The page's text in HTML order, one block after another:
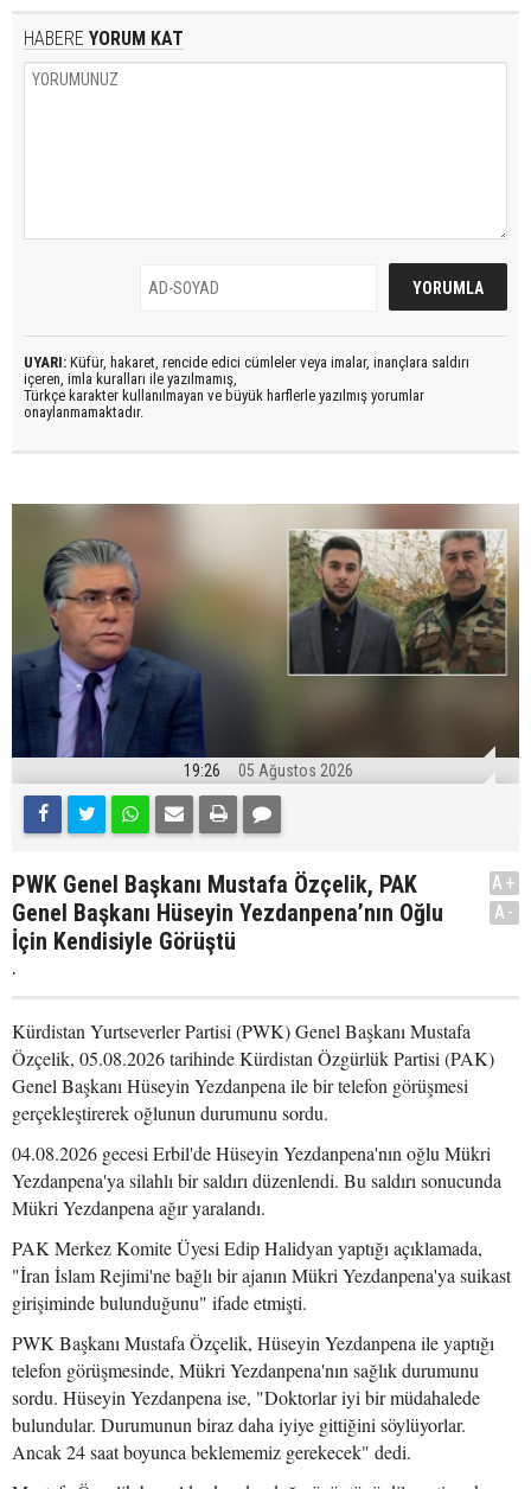
HABERE YORUM KAT
UYARI: Küfür, hakaret, rencide edici cümleler veya imalar, inançlara saldırı
içeren, imla kuralları ile yazılmamış,
Türkçe karakter kullanılmayan ve büyük harflerle yazılmış yorumlar
onaylanmamaktadır.
19:26 05 Ağustos 2026
PWK Genel Başkanı Mustafa Özçelik, PAK
Genel Başkanı Hüseyin Yezdanpena’nın Oğlu
İçin Kendisiyle Görüştü
.
A+
A-
Kürdistan Yurtseverler Partisi (PWK) Genel Başkanı Mustafa
Özçelik, 05.08.2026 tarihinde Kürdistan Özgürlük Partisi (PAK)
Genel Başkanı Hüseyin Yezdanpena ile bir telefon görüşmesi
gerçekleştirerek oğlunun durumunu sordu.
04.08.2026 gecesi Erbil'de Hüseyin Yezdanpena'nın oğlu Mükri
Yezdanpena'ya silahlı bir saldırı düzenlendi. Bu saldırı sonucunda
Mükri Yezdanpena ağır yaralandı.
PAK Merkez Komite Üyesi Edip Halidyan yaptığı açıklamada,
"İran İslam Rejimi'ne bağlı bir ajanın Mükri Yezdanpena'ya suikast
girişiminde bulunduğunu" ifade etmişti.
PWK Başkanı Mustafa Özçelik, Hüseyin Yezdanpena ile yaptığı
telefon görüşmesinde, Mükri Yezdanpena'nın sağlık durumunu
sordu. Hüseyin Yezdanpena ise, "Doktorlar iyi bir müdahalede
bulundular. Durumunun biraz daha iyiye gittiğini söylüyorlar.
Ancak 24 saat boyunca beklememiz gerekecek" dedi.